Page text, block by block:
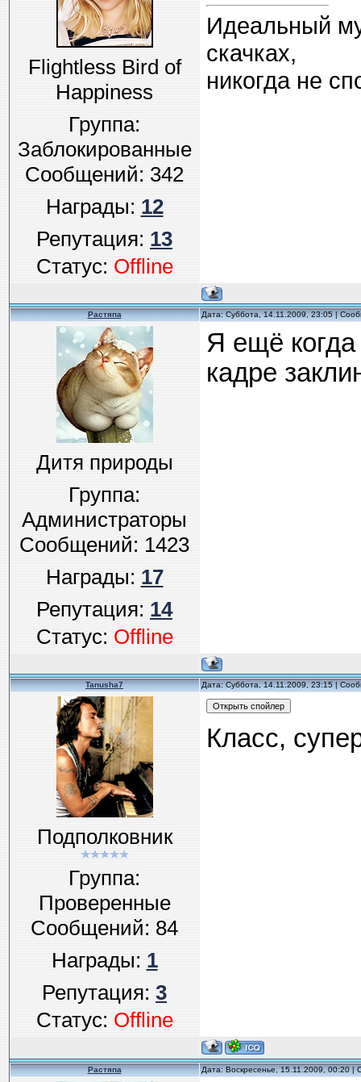
Flightless Bird of
Happiness
Группа:
Заблокированные
Сообщений:342
Награды:12
Репутация:13
Статус:Offline
Идеальный
скачках,
никогда не
Растяпа Дата: Суббота, 14.11.2009, 23:05 |
Дитя природы
Группа:
Администраторы
Сообщений:1423
Награды:17
Репутация:14
Статус:Offline
Я ещё
кадре
Tanusha7 Дата: Суббота, 14.11.2009, 23:15 |
Подполковник
Группа:
Проверенные
Сообщений:84
Награды:1
Репутация:3
Статус:Offline
Класс,
Растяпа Дата: Воскресенье, 15.11.2009, 00:20